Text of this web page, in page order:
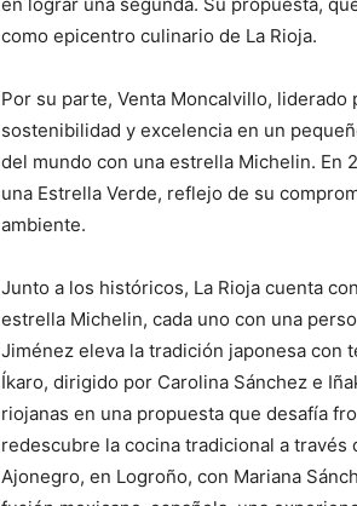
como epicentro culinario de La Rioja.
Por su parte, Venta Moncalvillo,
sostenibilidad y excelencia en un
del mundo con una estrella Michelin. En
una Estrella Verde, reflejo de su
ambiente.
Junto a los históricos, La Rioja cuenta
estrella Michelin, cada uno con una
Jiménez eleva la tradición japonesa con
Íkaro, dirigido por Carolina Sánchez e
riojanas en una propuesta que desafía
redescubre la cocina tradicional a
Ajonegro, en Logroño, con Mariana